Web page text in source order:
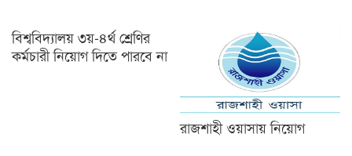
বিশ্ববিদ্যালয় ৩য়-৪র্থ শ্রেণির
কর্মচারী নিয়োগ দিতে পারবে না
রাজশাহী ওয়াসায় নিয়োগ